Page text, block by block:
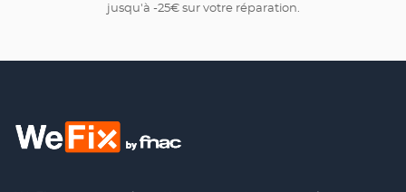
jusqu'à -25€ sur votre réparation.